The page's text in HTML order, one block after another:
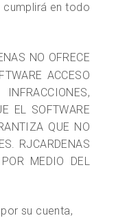
cumplirá en todo
NO OFRECE
ACCESO
EL SOFTWARE
QUE NO
RJCARDENAS
MEDIO DEL
su cuenta,